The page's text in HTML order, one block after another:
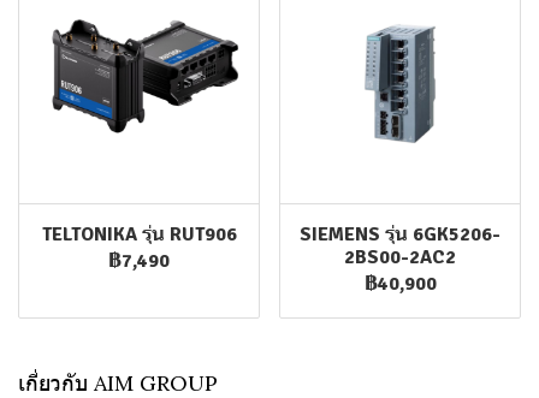
TELTONIKA รุ่น RUT906
฿7,490
SIEMENS รุ่น 6GK5206-
2BS00-2AC2
฿40,900
เกี่ยวกับ AIM GROUP